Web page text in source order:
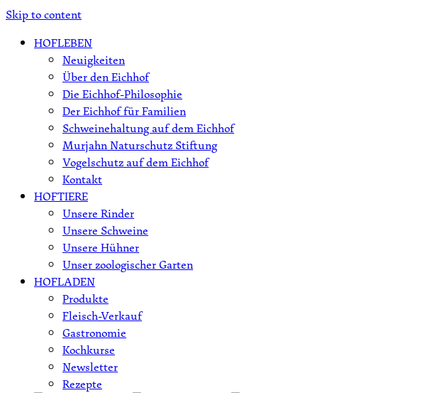
Skip to content
HOFLEBEN
Neuigkeiten
Über den Eichhof
Die Eichhof-Philosophie
Der Eichhof für Familien
Schweinehaltung auf dem Eichhof
Murjahn Naturschutz Stiftung
Vogelschutz auf dem Eichhof
Kontakt
HOFTIERE
Unsere Rinder
Unsere Schweine
Unsere Hühner
Unser zoologischer Garten
HOFLADEN
Produkte
Fleisch-Verkauf
Gastronomie
Kochkurse
Newsletter
Rezepte